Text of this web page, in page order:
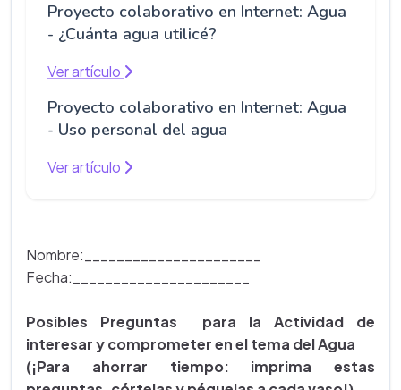
Proyecto colaborativo en Internet: Agua
- ¿Cuánta agua utilicé?
Ver artículo
Proyecto colaborativo en Internet: Agua
- Uso personal del agua
Ver artículo
Nombre:______________________
Fecha:______________________
Posibles Preguntas para la Actividad de
interesar y comprometer en el tema del Agua
(¡Para ahorrar tiempo: imprima estas